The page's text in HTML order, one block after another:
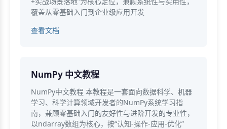
覆盖从零基础入门到企业级应用开发
查看文档
NumPy 中文教程
NumPy中文教程 本教程是一套面向数据科学、机器
学习、科学计算领域开发者的NumPy系统学习指
南，兼顾零基础入门的友好性与进阶开发的专业性，
以ndarray数组为核心，按“认知-操作-应用-优化”